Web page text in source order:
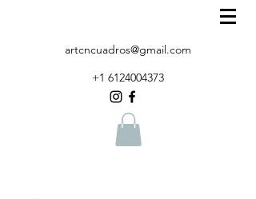
artcncuadros@gmail.com
+1 6124004373